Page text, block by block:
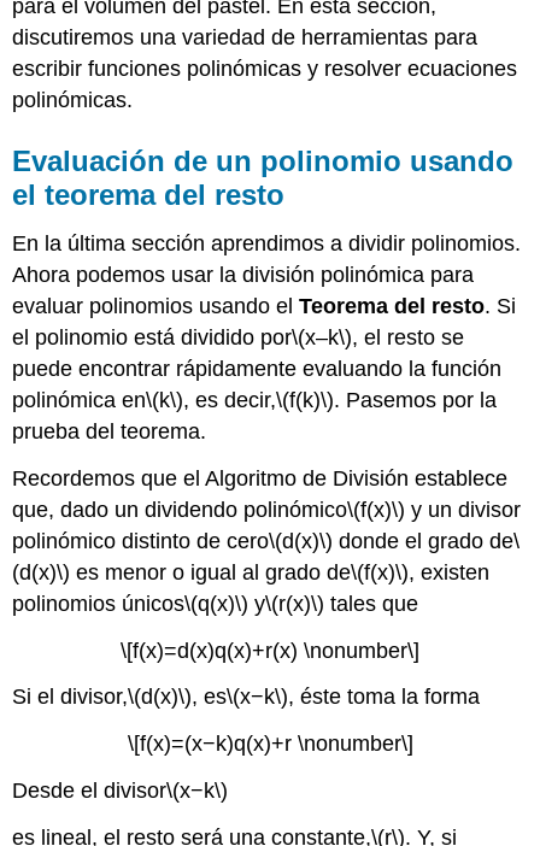
para el volumen del pastel. En esta sección,
discutiremos una variedad de herramientas para
escribir funciones polinómicas y resolver ecuaciones
polinómicas.
Evaluación de un polinomio usando
el teorema del resto
En la última sección aprendimos a dividir polinomios.
Ahora podemos usar la división polinómica para
evaluar polinomios usando elTeorema del resto. Si
el polinomio está dividido por\(x–k\), el resto se
puede encontrar rápidamente evaluando la función
polinómica en\(k\), es decir,\(f(k)\). Pasemos por la
prueba del teorema.
Recordemos que el Algoritmo de División establece
que, dado un dividendo polinómico\(f(x)\) y un divisor
polinómico distinto de cero\(d(x)\) donde el grado de\
(d(x)\) es menor o igual al grado de\(f(x)\), existen
polinomios únicos\(q(x)\) y\(r(x)\) tales que
\[f(x)=d(x)q(x)+r(x) \nonumber\]
Si el divisor,\(d(x)\), es\(x−k\), éste toma la forma
\[f(x)=(x−k)q(x)+r \nonumber\]
Desde el divisor\(x−k\)
es lineal, el resto será una constante,\(r\). Y, si